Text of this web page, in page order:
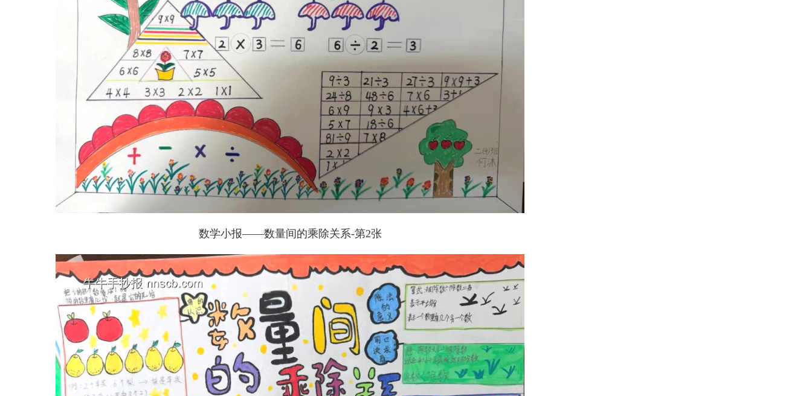
数学小报——数量间的乘除关系-第2张